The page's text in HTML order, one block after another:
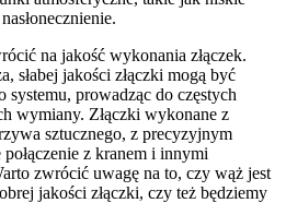
na jakość wykonania złączek.
słabej jakości złączki mogą być
systemu, prowadząc do częstych
wymiany. Złączki wykonane z
sztucznego, z precyzyjnym
z kranem i innymi
zwrócić uwagę na to, czy wąż jest
jakości złączki, czy też będziemy